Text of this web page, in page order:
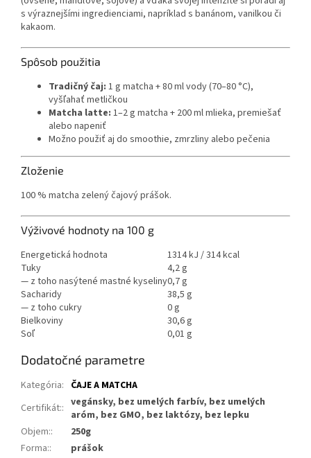
s výraznejšími ingredienciami, napríklad s banánom, vanilkou či
kakaom.
Spôsob použitia
Tradičný čaj: 1 g matcha + 80 ml vody (70–80 °C),
vyšľahať metličkou
Matcha latte: 1–2 g matcha + 200 ml mlieka, premiešať
alebo napeniť
Možno použiť aj do smoothie, zmrzliny alebo pečenia
Zloženie
100 % matcha zelený čajový prášok.
Výživové hodnoty na 100 g
Energetická hodnota
1314 kJ / 314 kcal
Tuky
4,2 g
— z toho nasýtené mastné kyseliny0,7 g
Sacharidy
38,5 g
— z toho cukry
0 g
Bielkoviny
30,6 g
Soľ
0,01 g
Dodatočné parametre
Kategória: ČAJE A MATCHA
Certifikát:: vegánsky, bez umelých farbív, bez umelých
aróm, bez GMO, bez laktózy, bez lepku
Objem::
250g
Forma:: prášok